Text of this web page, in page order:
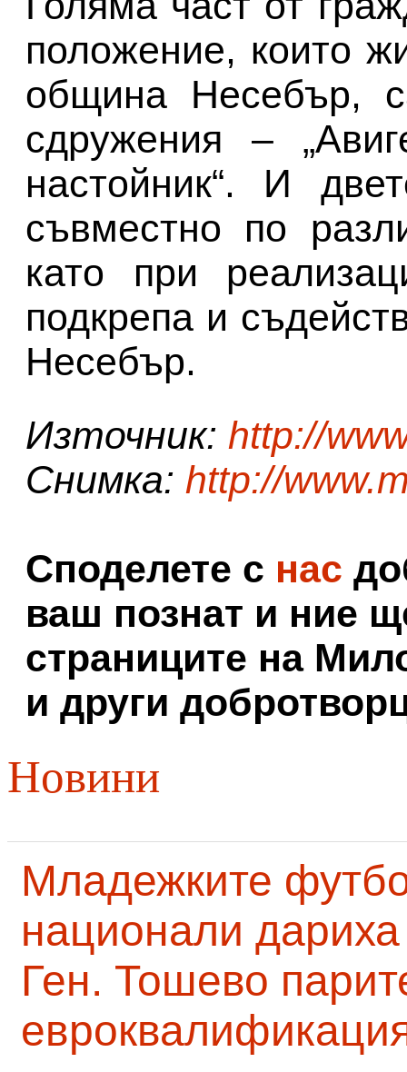
положение, които
община Несебър,
сдружения –
настойник“. И
съвместно по
като при
подкрепа и
Несебър.
Източник: http://
Снимка: http://
Споделете с нас
ваш познат и ние
страниците на
и други
Новини
Младежките
национали
Ген. Тошево